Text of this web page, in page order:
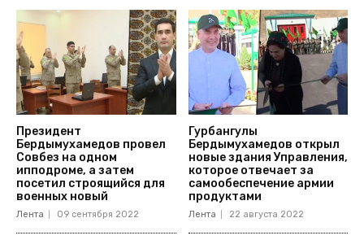
Президент
Бердымухамедов провел
Совбез на одном
ипподроме, а затем
посетил строящийся для
военных новый
Лента 09 сентября 2022
Гурбангулы
Бердымухамедов открыл
новые здания Управления,
которое отвечает за
самообеспечение армии
продуктами
Лента 22 августа 2022